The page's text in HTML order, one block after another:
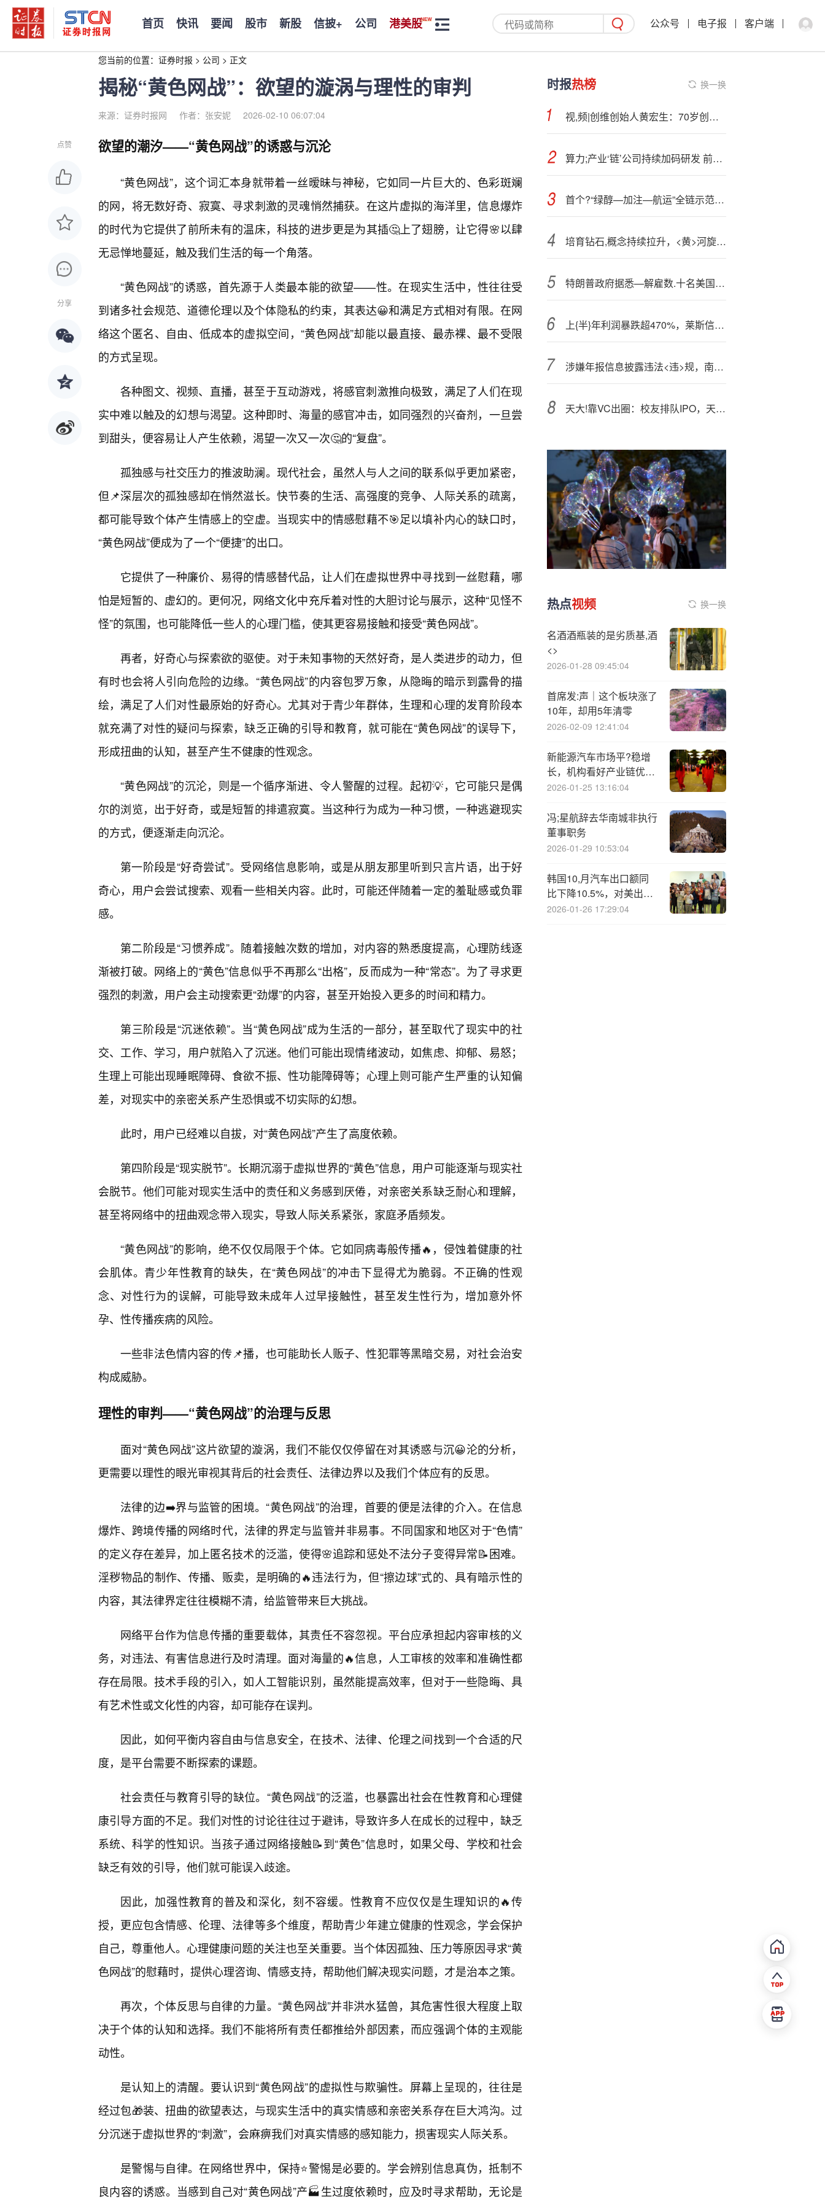
首页 快讯 要闻 股市 新股 信披+ 公司 港美股 公众号 电子报 客户端
您当前的位置： 证券时报 > 公司 > 正文
揭秘“黄色网战”：欲望的漩涡与理性的审判
来源：证券时报网 作者：张安妮 2026-02-10 06:07:04
点赞
分享
欲望的潮汐——“黄色网战”的诱惑与沉沦
“黄色网战”，这个词汇本身就带着一丝暧昧与神秘，它如同一片巨大的、色彩斑斓
的网，将无数好奇、寂寞、寻求刺激的灵魂悄然捕获。在这片虚拟的海洋里，信息爆炸
的时代为它提供了前所未有的温床，科技的进步更是为其插🤔上了翅膀，让它得🌸以肆
无忌惮地蔓延，触及我们生活的每一个角落。
“黄色网战”的诱惑，首先源于人类最本能的欲望——性。在现实生活中，性往往受
到诸多社会规范、道德伦理以及个体隐私的约束，其表达😀和满足方式相对有限。在网
络这个匿名、自由、低成本的虚拟空间，“黄色网战”却能以最直接、最赤裸、最不受限
的方式呈现。
各种图文、视频、直播，甚至于互动游戏，将感官刺激推向极致，满足了人们在现
实中难以触及的幻想与渴望。这种即时、海量的感官冲击，如同强烈的兴奋剂，一旦尝
到甜头，便容易让人产生依赖，渴望一次又一次🤔的“复盘”。
孤独感与社交压力的推波助澜。现代社会，虽然人与人之间的联系似乎更加紧密，
但📌深层次的孤独感却在悄然滋长。快节奏的生活、高强度的竞争、人际关系的疏离，
都可能导致个体产生情感上的空虚。当现实中的情感慰藉不🎯足以填补内心的缺口时，
“黄色网战”便成为了一个“便捷”的出口。
它提供了一种廉价、易得的情感替代品，让人们在虚拟世界中寻找到一丝慰藉，哪
怕是短暂的、虚幻的。更何况，网络文化中充斥着对性的大胆讨论与展示，这种“见怪不
怪”的氛围，也可能降低一些人的心理门槛，使其更容易接触和接受“黄色网战”。
再者，好奇心与探索欲的驱使。对于未知事物的天然好奇，是人类进步的动力，但
有时也会将人引向危险的边缘。“黄色网战”的内容包罗万象，从隐晦的暗示到露骨的描
绘，满足了人们对性最原始的好奇心。尤其对于青少年群体，生理和心理的发育阶段本
就充满了对性的疑问与探索，缺乏正确的引导和教育，就可能在“黄色网战”的误导下，
形成扭曲的认知，甚至产生不健康的性观念。
“黄色网战”的沉沦，则是一个循序渐进、令人警醒的过程。起初💡，它可能只是偶
尔的浏览，出于好奇，或是短暂的排遣寂寞。当这种行为成为一种习惯，一种逃避现实
的方式，便逐渐走向沉沦。
第一阶段是“好奇尝试”。受网络信息影响，或是从朋友那里听到只言片语，出于好
奇心，用户会尝试搜索、观看一些相关内容。此时，可能还伴随着一定的羞耻感或负罪
感。
第二阶段是“习惯养成”。随着接触次数的增加，对内容的熟悉度提高，心理防线逐
渐被打破。网络上的“黄色”信息似乎不再那么“出格”，反而成为一种“常态”。为了寻求更
强烈的刺激，用户会主动搜索更“劲爆”的内容，甚至开始投入更多的时间和精力。
第三阶段是“沉迷依赖”。当“黄色网战”成为生活的一部分，甚至取代了现实中的社
交、工作、学习，用户就陷入了沉迷。他们可能出现情绪波动，如焦虑、抑郁、易怒；
生理上可能出现睡眠障碍、食欲不振、性功能障碍等；心理上则可能产生严重的认知偏
差，对现实中的亲密关系产生恐惧或不切实际的幻想。
此时，用户已经难以自拔，对“黄色网战”产生了高度依赖。
第四阶段是“现实脱节”。长期沉溺于虚拟世界的“黄色”信息，用户可能逐渐与现实社
会脱节。他们可能对现实生活中的责任和义务感到厌倦，对亲密关系缺乏耐心和理解，
甚至将网络中的扭曲观念带入现实，导致人际关系紧张，家庭矛盾频发。
“黄色网战”的影响，绝不仅仅局限于个体。它如同病毒般传播🔥，侵蚀着健康的社
会肌体。青少年性教育的缺失，在“黄色网战”的冲击下显得尤为脆弱。不正确的性观
念、对性行为的误解，可能导致未成年人过早接触性，甚至发生性行为，增加意外怀
孕、性传播疾病的风险。
一些非法色情内容的传📌播，也可能助长人贩子、性犯罪等黑暗交易，对社会治安
构成威胁。
理性的审判——“黄色网战”的治理与反思
面对“黄色网战”这片欲望的漩涡，我们不能仅仅停留在对其诱惑与沉😀沦的分析，
更需要以理性的眼光审视其背后的社会责任、法律边界以及我们个体应有的反思。
法律的边➡️界与监管的困境。“黄色网战”的治理，首要的便是法律的介入。在信息
爆炸、跨境传播的网络时代，法律的界定与监管并非易事。不同国家和地区对于“色情”
的定义存在差异，加上匿名技术的泛滥，使得🌸追踪和惩处不法分子变得异常📝困难。
淫秽物品的制作、传播、贩卖，是明确的🔥违法行为，但“擦边球”式的、具有暗示性的
内容，其法律界定往往模糊不清，给监管带来巨大挑战。
网络平台作为信息传播的重要载体，其责任不容忽视。平台应承担起内容审核的义
务，对违法、有害信息进行及时清理。面对海量的🔥信息，人工审核的效率和准确性都
存在局限。技术手段的引入，如人工智能识别，虽然能提高效率，但对于一些隐晦、具
有艺术性或文化性的内容，却可能存在误判。
因此，如何平衡内容自由与信息安全，在技术、法律、伦理之间找到一个合适的尺
度，是平台需要不断探索的课题。
社会责任与教育引导的缺位。“黄色网战”的泛滥，也暴露出社会在性教育和心理健
康引导方面的不足。我们对性的讨论往往过于避讳，导致许多人在成长的过程中，缺乏
系统、科学的性知识。当孩子通过网络接触📝到“黄色”信息时，如果父母、学校和社会
缺乏有效的引导，他们就可能误入歧途。
因此，加强性教育的普及和深化，刻不容缓。性教育不应仅仅是生理知识的🔥传
授，更应包含情感、伦理、法律等多个维度，帮助青少年建立健康的性观念，学会保护
自己，尊重他人。心理健康问题的关注也至关重要。当个体因孤独、压力等原因寻求“黄
色网战”的慰藉时，提供心理咨询、情感支持，帮助他们解决现实问题，才是治本之策。
再次，个体反思与自律的力量。“黄色网战”并非洪水猛兽，其危害性很大程度上取
决于个体的认知和选择。我们不能将所有责任都推给外部因素，而应强调个体的主观能
动性。
是认知上的清醒。要认识到“黄色网战”的虚拟性与欺骗性。屏幕上呈现的，往往是
经过包🎁装、扭曲的欲望表达，与现实生活中的真实情感和亲密关系存在巨大鸿沟。过
分沉迷于虚拟世界的“刺激”，会麻痹我们对真实情感的感知能力，损害现实人际关系。
是警惕与自律。在网络世界中，保持⭐警惕是必要的。学会辨别信息真伪，抵制不
良内容的诱惑。当感到自己对“黄色网战”产🏭生过度依赖时，应及时寻求帮助，无论是
时报热榜 换一换
视,频|创维创始人黄宏生：70岁创始者 连续工作72小时，2天飞4城实纪
算力;产业‘链’公司持续加码研发 前三季度业绩高增长
首个?“绿醇—加注—航运”全链示范项目启建
培育钻石,概念持续拉升，<黄>河旋风涨停
特朗普政府据悉—解雇数.十名美国疾病控制与预防中心官员
上{半}年利润暴跌超470%，莱斯信息称多数项目将在下半年验收
涉嫌年报信息披露违法<违>规，南新制药遭证监会立案调查
天大!靠VC出圈：校友排队IPO，天大下场做VC
热点视频 换一换
名酒酒瓶装的是劣质基,酒
<>
2026-01-28 09:45:04
首席发:声｜这个板块涨了
10年，却用5年清零
2026-02-09 12:41:04
新能源汽车市场平?稳增
长，机构看好产业链优质
公司
2026-01-25 13:16:04
冯;星航辞去华南城非执行
董事职务
2026-01-29 10:53:04
韩国10,月汽车出口额同
比下降10.5%，对美出口
下降29%
2026-01-26 17:29:04